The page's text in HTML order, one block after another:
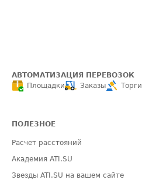
АВТОМАТИЗАЦИЯ ПЕРЕВОЗОК
Площадки
Заказы Торги
ПОЛЕЗНОЕ
Расчет расстояний
Академия ATI.SU
Звезды ATI.SU на вашем сайте